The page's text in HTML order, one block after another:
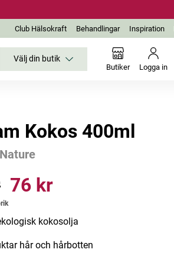
Club Hälsokraft Behandlingar Inspiration
Välj din butik
Butiker Logga in
Kokos 400ml
Pris: 76 kr
76 kr
kokosolja
hår och hårbotten